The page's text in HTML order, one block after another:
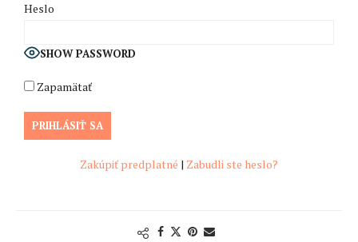
Heslo
SHOW PASSWORD
Zapamätať
Zakúpiť predplatné | Zabudli ste heslo?